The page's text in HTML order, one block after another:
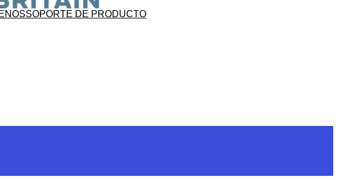
SOPORTE DE PRODUCTO